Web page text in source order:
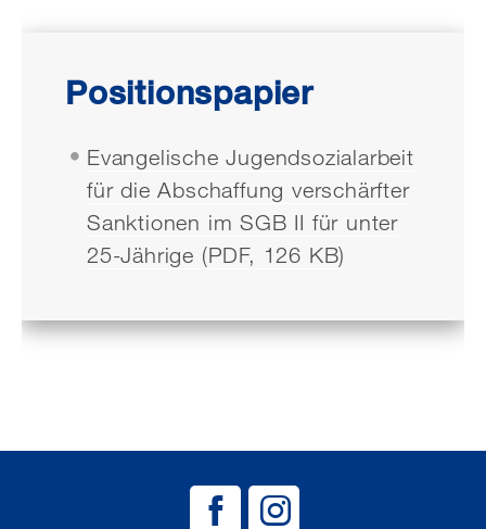
Positionspapier
Evangelische Jugendsozialarbeit
für die Abschaffung verschärfter
Sanktionen im SGB II für unter
25-Jährige (PDF, 126 KB)
BAG EJSA